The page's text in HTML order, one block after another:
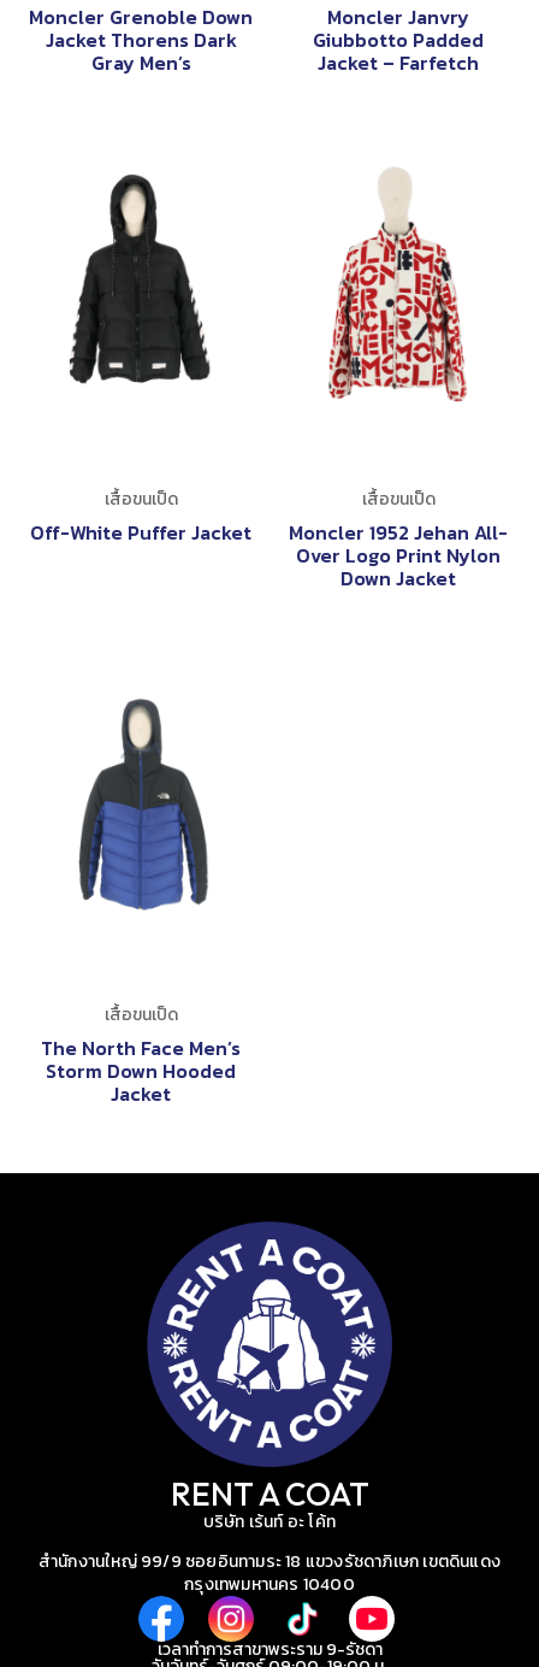
Moncler Grenoble Down
Jacket Thorens Dark
Gray Men’s
Moncler Janvry
Giubbotto Padded
Jacket – Farfetch
เสื้อขนเป็ด
Off-White Puffer Jacket
เสื้อขนเป็ด
Moncler 1952 Jehan All-
Over Logo Print Nylon
Down Jacket
เสื้อขนเป็ด
The North Face Men’s
Storm Down Hooded
Jacket
RENT A COAT
บริษัท เร้นท์ อะ โค้ท
สำนักงานใหญ่ 99/9 ซอยอินทามระ 18 แขวงรัชดาภิเษก เขตดินแดง
กรุงเทพมหานคร 10400
เวลาทำการสาขาพระราม 9-รัชดา